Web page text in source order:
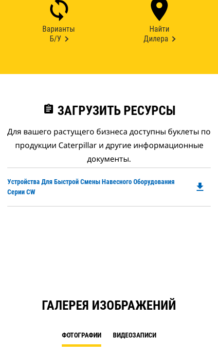
Варианты
Б/У
Найти
Дилера
assignment ЗАГРУЗИТЬ РЕСУРСЫ
Для вашего растущего бизнеса доступны буклеты по
продукции Caterpillar и другие информационные
документы.
Устройства Для Быстрой Смены Навесного Оборудования
Серии CW
file_download
ГАЛЕРЕЯ ИЗОБРАЖЕНИЙ
ФОТОГРАФИИ ВИДЕОЗАПИСИ